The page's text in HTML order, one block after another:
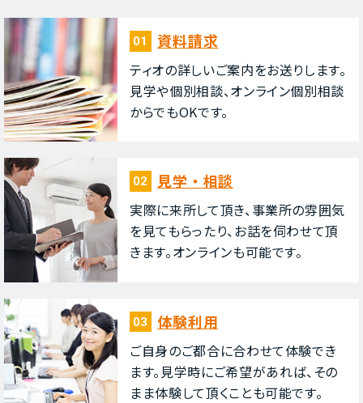
01 資料請求
ティオの詳しいご案内をお送りします。
⾒学や個別相談、オンライン個別相談
からでもOKです。
02 ⾒学・相談
実際に来所して頂き、事業所の雰囲気
を⾒てもらったり、お話を伺わせて頂
きます。オンラインも可能です。
03 体験利⽤
ご⾃⾝のご都合に合わせて体験でき
ます。⾒学時にご希望があれば、その
まま体験して頂くことも可能です。